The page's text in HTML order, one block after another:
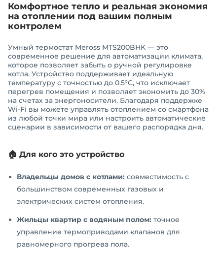
Комфортное тепло и реальная экономия
на отоплении под вашим полным
контролем
Умный термостат Meross MTS200BHK — это
современное решение для автоматизации климата,
которое позволяет забыть о ручной регулировке
котла. Устройство поддерживает идеальную
температуру с точностью до 0.5°C, что исключает
перегрев помещения и позволяет экономить до 30%
на счетах за энергоносители. Благодаря поддержке
Wi-Fi вы можете управлять отоплением со смартфона
из любой точки мира или настроить автоматические
сценарии в зависимости от вашего распорядка дня.
🏠 Для кого это устройство
Владельцы домов с котлами: совместимость с
большинством современных газовых и
электрических систем отопления.
Жильцы квартир с водяным полом: точное
управление термоприводами клапанов для
равномерного прогрева пола.